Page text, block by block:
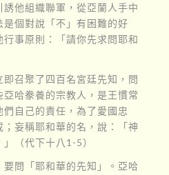
他組織聯軍，從亞蘭人手中
個對說「不」有困難的好
行事原則：「請你先求問耶和
召聚了四百名宮廷先知，問
哈豢養的宗教人，是王慣常
自己的責任，為了愛國忠
妄稱耶和華的名，說：「神
（代下十八1-5）
問「耶和華的先知」。亞哈